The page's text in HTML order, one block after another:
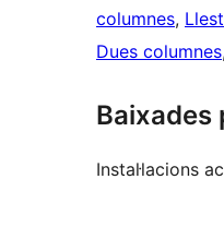
columnes,
Dues columnes,
Baixades
Instal·lacions